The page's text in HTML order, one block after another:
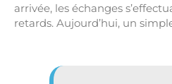
arrivée, les échanges
retards. Aujourd’hui, un